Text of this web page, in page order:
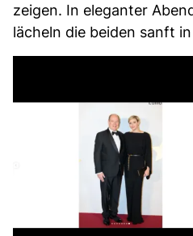
zeigen. In eleganter
lächeln die beiden sanft